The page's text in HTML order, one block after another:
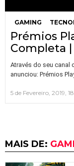
GAMING
Prémios
Completa
Através do seu canal
anunciou: Prémios
5 de Fevereiro, 2019,
MAIS DE: